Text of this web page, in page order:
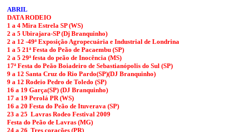
ABRIL
DATA RODEIO
1 a 4 Mira Estrela SP (WS)
2 a 5 Ubirajara-SP (Dj Branquinho)
2 a 12 -49ª Exposição Agropecuária e Industrial de Londrina
1 a 5 21ª Festa do Peão de Pacaembu (SP)
2 a 5 29ª festa do peão de Inocência (MS)
17ª Festa do Peão Boiadeiro de Sebastianópolis do Sul (SP)
9 a 12 Santa Cruz do Rio Pardo(SP)(DJ Branquinho)
9 a 12 Rodeio Pedro de Toledo (SP)
16 a 19 Garça(SP) (DJ Branquinho)
17 a 19 Perolá PR (WS)
16 a 20 Festa do Peão de Ituverava (SP)
23 a 25 Lavras Rodeo Festival 2009
Festa do Peão de Lavras (MG)
24 a 26 Tres corações (PR)